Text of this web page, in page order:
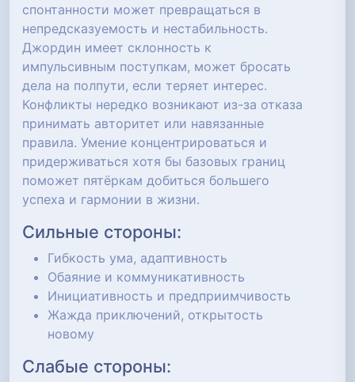
спонтанности может превращаться в
непредсказуемость и нестабильность.
Джордин имеет склонность к
импульсивным поступкам, может бросать
дела на полпути, если теряет интерес.
Конфликты нередко возникают из-за отказа
принимать авторитет или навязанные
правила. Умение концентрироваться и
придерживаться хотя бы базовых границ
поможет пятёркам добиться большего
успеха и гармонии в жизни.
Сильные стороны:
Гибкость ума, адаптивность
Обаяние и коммуникативность
Инициативность и предприимчивость
Жажда приключений, открытость
новому
Слабые стороны: